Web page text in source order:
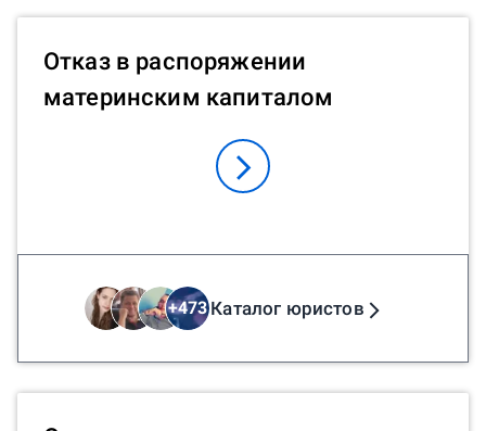
Отказ в распоряжении
материнским капиталом
+473Каталог юристов